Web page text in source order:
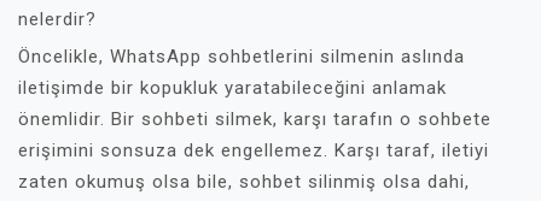
nelerdir?
Öncelikle, WhatsApp sohbetlerini silmenin aslında
iletişimde bir kopukluk yaratabileceğini anlamak
önemlidir. Bir sohbeti silmek, karşı tarafın o sohbete
erişimini sonsuza dek engellemez. Karşı taraf, iletiyi
zaten okumuş olsa bile, sohbet silinmiş olsa dahi,